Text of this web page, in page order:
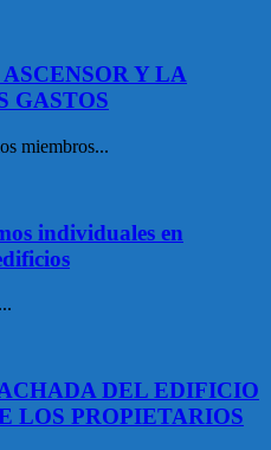
Y LA
GASTOS
miembros...
individuales en
DEL EDIFICIO
LOS PROPIETARIOS